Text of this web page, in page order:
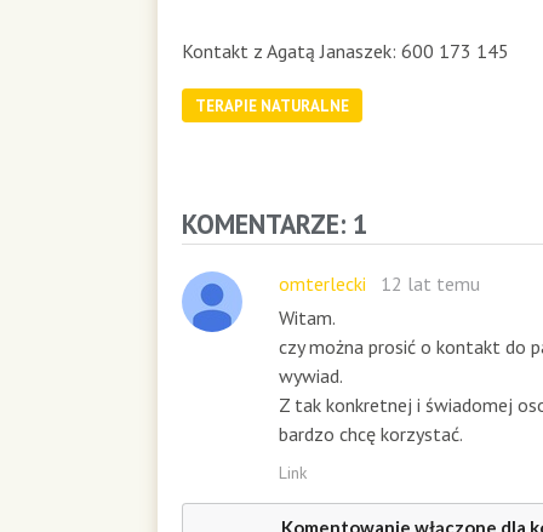
Kontakt z Agatą Janaszek: 600 173 145
TERAPIE NATURALNE
KOMENTARZE: 1
omterlecki
12 lat temu
Witam.
czy można prosić o kontakt do
wywiad.
Z tak konkretnej i świadomej
bardzo chcę korzystać.
Link
Komentowanie włączone dla